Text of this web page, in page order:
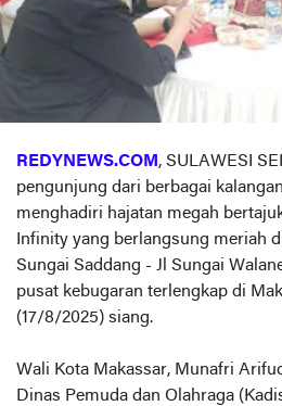
REDYNEWS.COM , SULAWESI
pengunjung dari berbagai
menghadiri hajatan megah
Infinity yang berlangsung meriah
Sungai Saddang - Jl Sungai
pusat kebugaran terlengkap di
(17/8/2025) siang.
Wali Kota Makassar, Munafri
Dinas Pemuda dan Olahraga